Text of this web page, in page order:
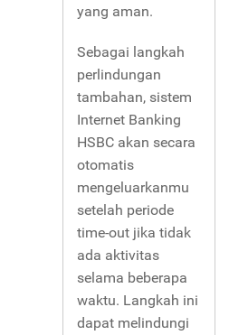
yang aman.
Sebagai langkah
perlindungan
tambahan, sistem
Internet Banking
HSBC akan secara
otomatis
mengeluarkanmu
setelah periode
time-out jika tidak
ada aktivitas
selama beberapa
waktu. Langkah ini
dapat melindungi